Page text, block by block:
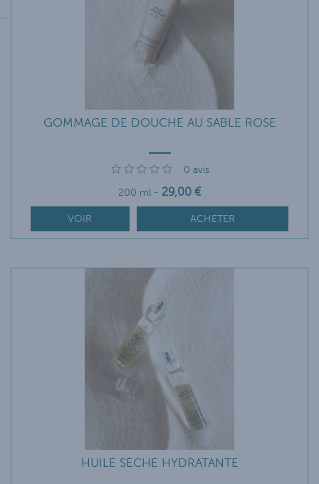
GOMMAGE DE DOUCHE AU SABLE ROSE
0 avis
200 ml - 29,00 €
VOIR ACHETER
HUILE SÈCHE HYDRATANTE